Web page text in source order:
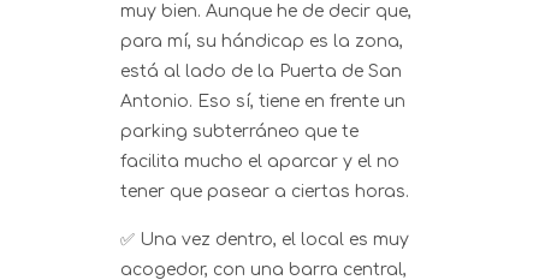
muy bien. Aunque he de decir que,
para mí, su hándicap es la zona,
está al lado de la Puerta de San
Antonio. Eso sí, tiene en frente un
parking subterráneo que te
facilita mucho el aparcar y el no
tener que pasear a ciertas horas.
✅ Una vez dentro, el local es muy
acogedor, con una barra central,